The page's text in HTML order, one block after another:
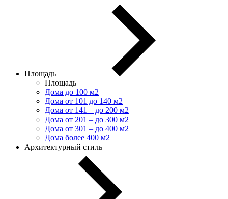
Площадь
Площадь
Дома до 100 м2
Дома от 101 до 140 м2
Дома от 141 – до 200 м2
Дома от 201 – до 300 м2
Дома от 301 – до 400 м2
Дома более 400 м2
Архитектурный стиль